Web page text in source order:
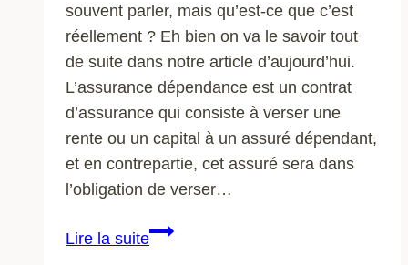
souvent parler, mais qu’est-ce que c’est
réellement ? Eh bien on va le savoir tout
de suite dans notre article d’aujourd’hui.
L’assurance dépendance est un contrat
d’assurance qui consiste à verser une
rente ou un capital à un assuré dépendant,
et en contrepartie, cet assuré sera dans
l’obligation de verser…
Lire la suitePortail